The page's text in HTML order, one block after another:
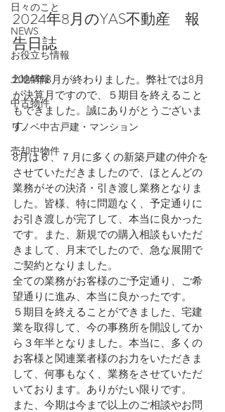
日々のこと
NEWS
お役立ち情報
土地情報
中古物件
リノベ中古戸建・マンション
売却中物件
2024年8月のYAS不動産　報
告日誌
2024年8月が終わりました。弊社では8月
が決算月ですので、５期目を終えること
もできました。誠にありがとうございま
す。
8月は６、７月に多くの新築戸建の仲介を
させていただきましたので、ほとんどの
業務がその決済・引き渡し業務となりま
した。皆様、特に問題なく、予定通りに
お引き渡しが完了して、本当に良かった
です。また、新規での購入相談もいただ
きまして、月末でしたので、急な展開で
ご契約となりました。
全ての業務がお客様のご予定通り、ご希
望通りに進み、本当に良かったです。
５期目を終えることができました、宅建
業を取得して、今の事務所を開設してか
ら３年半となりました。本当に、多くの
お客様と関連業者様のお力をいただきま
して、何事もなく、業務をさせていただ
いております。ありがたい限りです。
また、今期は今まで以上のご相談やお問